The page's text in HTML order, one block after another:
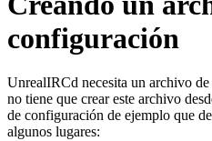
configuración
UnrealIRCd necesita un archivo
no tiene que crear este archivo
de configuración de ejemplo que
algunos lugares: